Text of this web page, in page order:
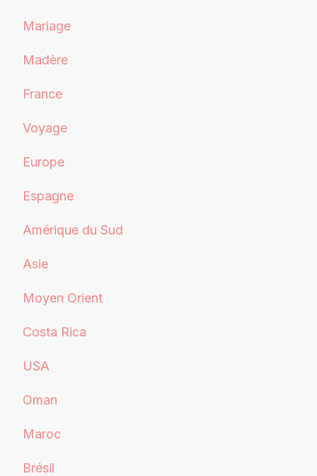
Mariage
Madère
France
Voyage
Europe
Espagne
Amérique du Sud
Asie
Moyen Orient
Costa Rica
USA
Oman
Maroc
Brésil